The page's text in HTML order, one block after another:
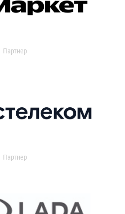
Партнер
Партнер